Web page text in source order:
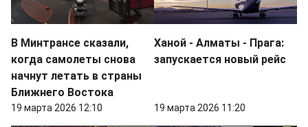
В Минтрансе сказали,
когда самолеты снова
начнут летать в страны
Ближнего Востока
19 марта 2026 12:10
Ханой - Алматы - Прага:
запускается новый рейс
19 марта 2026 11:20